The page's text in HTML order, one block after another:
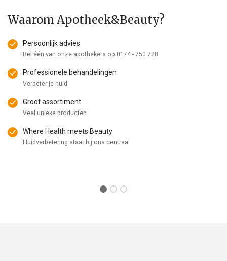
Waarom Apotheek&Beauty?
Persoonlijk advies
Bel één van onze apothekers op 0174 - 750 728
Professionele behandelingen
Verbeter je huid
Groot assortiment
Veel unieke producten
Where Health meets Beauty
Huidverbetering staat bij ons centraal